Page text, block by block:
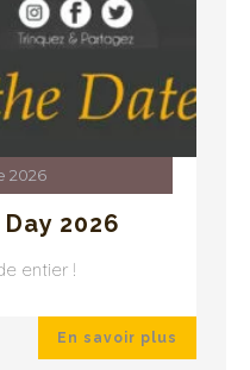
2026
2026
entier !
En savoir plus